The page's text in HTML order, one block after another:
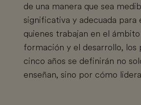
de una manera que sea
significativa y adecuada para
quienes trabajan en el
formación y el desarrollo, los
cinco años se definirán no
enseñan, sino por cómo